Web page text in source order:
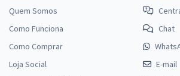
Quem Somos
Como Funciona
Como Comprar
Loja Social
Chat
E-mail